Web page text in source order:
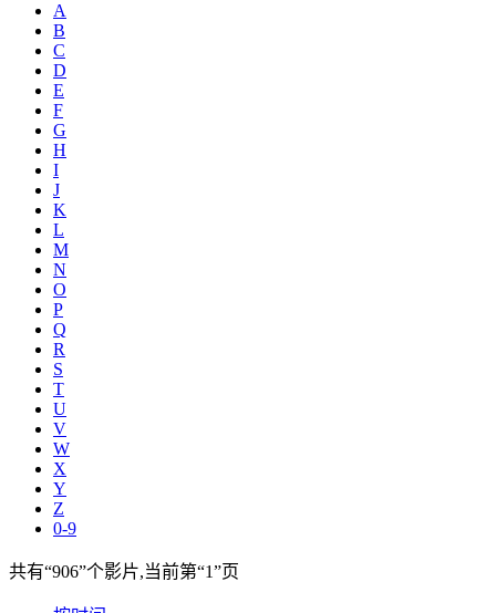
A
B
C
D
E
F
G
H
I
J
K
L
M
N
O
P
Q
R
S
T
U
V
W
X
Y
Z
0-9
共有“906”个影片,当前第“1”页